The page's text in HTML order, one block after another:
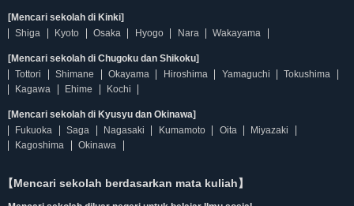
[Mencari sekolah di Kinki]
Shiga
Kyoto Osaka Hyogo Nara Wakayama
[Mencari sekolah di Chugoku dan Shikoku]
Tottori
Shimane Okayama Hiroshima Yamaguchi
Tokushima
Kagawa
Ehime Kochi
[Mencari sekolah di Kyusyu dan Okinawa]
Fukuoka
Saga Nagasaki Kumamoto Oita
Miyazaki
Kagoshima
Okinawa
【Mencari sekolah berdasarkan mata kuliah】